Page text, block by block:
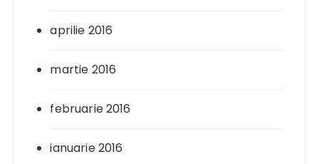
aprilie 2016
martie 2016
februarie 2016
ianuarie 2016